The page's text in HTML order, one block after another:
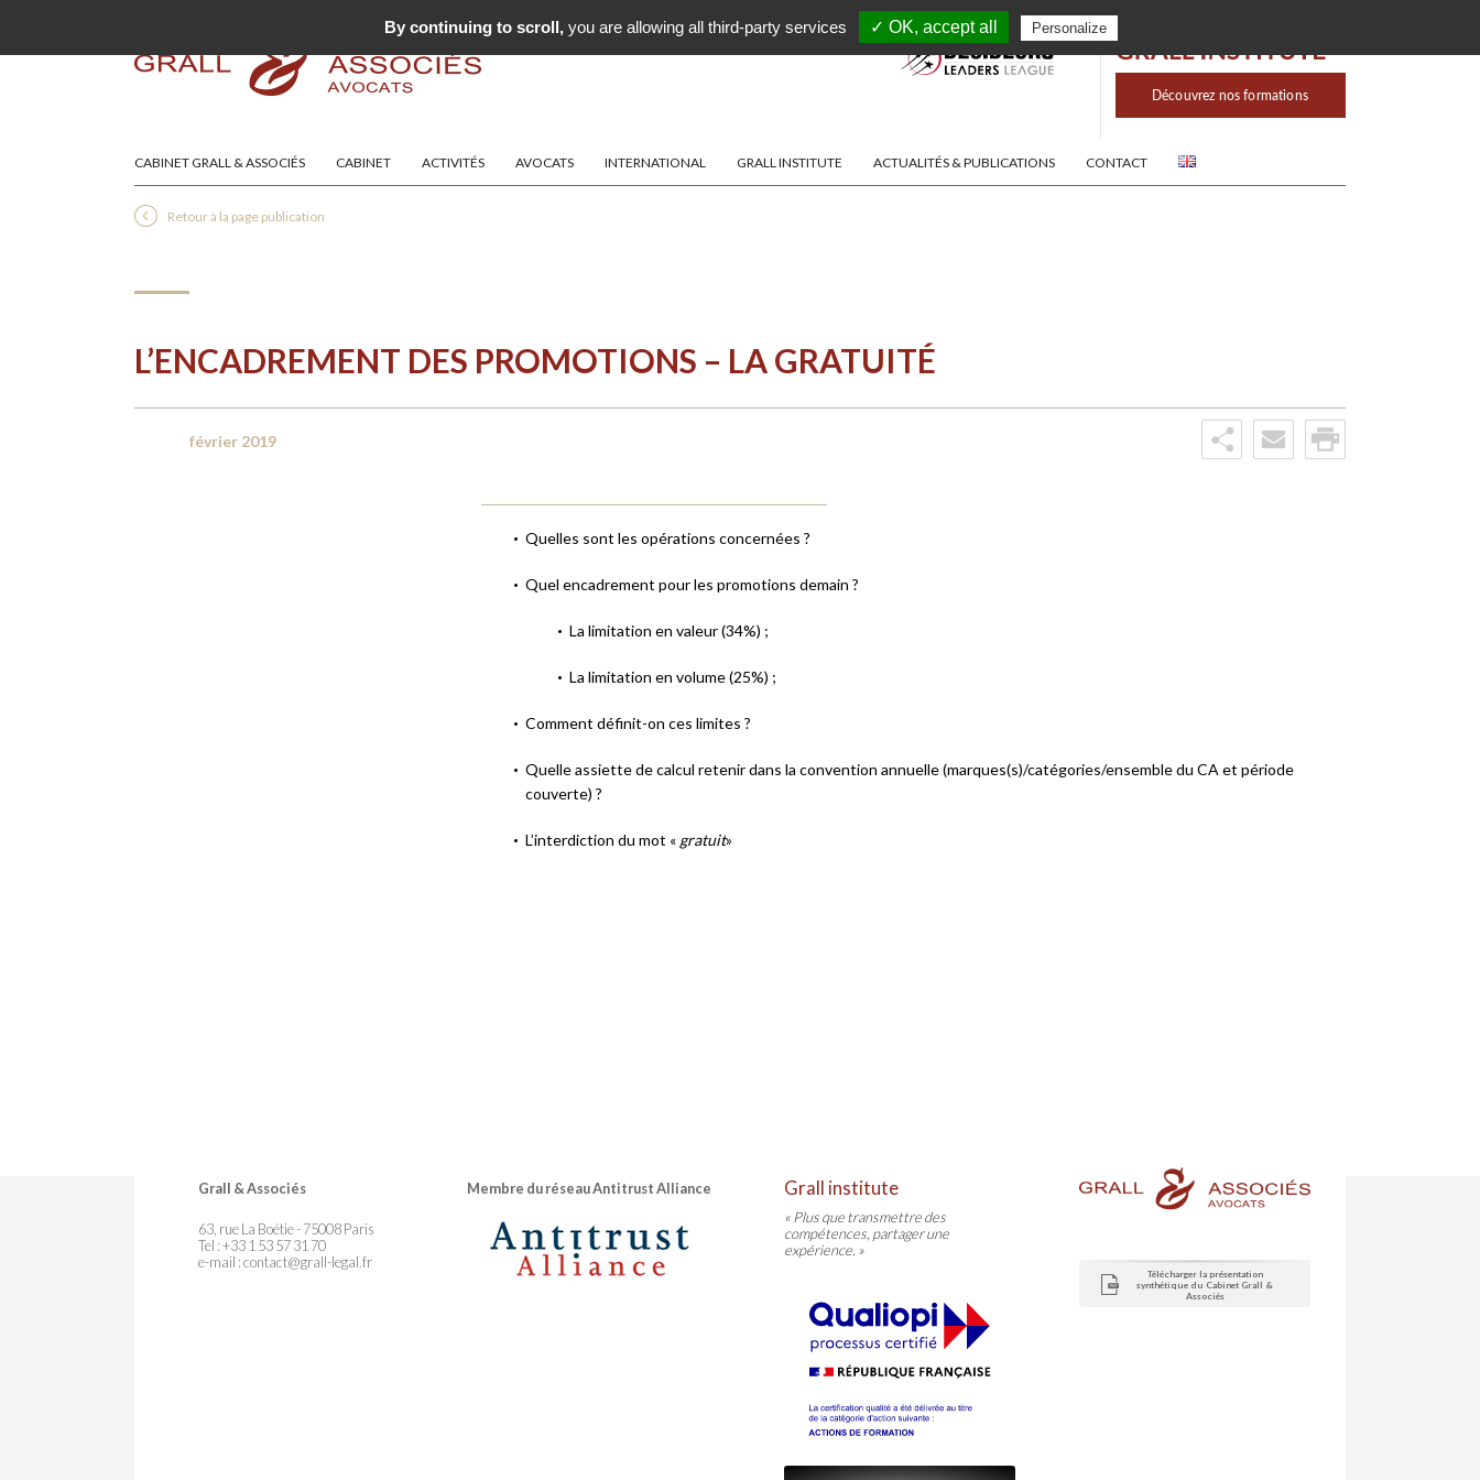
CABINET GRALL & ASSOCIÉS CABINET ACTIVITÉS AVOCATS INTERNATIONAL GRALL INSTITUTE ACTUALITÉS & PUBLICATIONS CONTACT
Retour à la page publication
L’ENCADREMENT DES PROMOTIONS – LA GRATUITÉ
février 2019
Quelles sont les opérations concernées ?
Quel encadrement pour les promotions demain ?
La limitation en valeur (34%) ;
La limitation en volume (25%) ;
Comment définit-on ces limites ?
Quelle assiette de calcul retenir dans la convention annuelle (marques(s)/catégories/ensemble du CA et période
couverte) ?
L’interdiction du mot « gratuit»
Grall & Associés
63, rue La Boétie - 75008 Paris
Tel : +33 1 53 57 31 70
e-mail :contact@grall-legal.fr
Membre du réseau Antitrust Alliance Grall institute
« Plus que transmettre des
compétences, partager une
expérience. »
Télécharger la présentation
synthétique du Cabinet Grall &
Associés
By continuing to scroll, you are allowing all third-party services ✓ OK, accept all Personalize